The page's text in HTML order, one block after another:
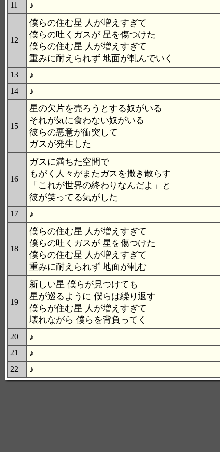
11 ♪
12
僕らの住む星 人が増えすぎて
僕らの吐くガスが 星を傷つけた
僕らの住む星 人が増えすぎて
重みに耐えられず 地面が軋んでいく
13 ♪
14 ♪
15
星の欠片を売ろうとする奴がいる
それが気に食わない奴がいる
彼らの悪意が衝突して
ガスが発生した
16
ガスに満ちた空間で
もがく人々がまたガスを撒き散らす
「これが世界の終わりなんだよ」と
彼が笑ってる気がした
17 ♪
18
僕らの住む星 人が増えすぎて
僕らの吐くガスが 星を傷つけた
僕らの住む星 人が増えすぎて
重みに耐えられず 地面が軋む
19
新しい星 僕らが見つけても
星が巡るように 僕らは繰り返す
僕らが住む星 人が増えすぎて
壊れながら 僕らを背負ってく
20 ♪
21 ♪
22 ♪